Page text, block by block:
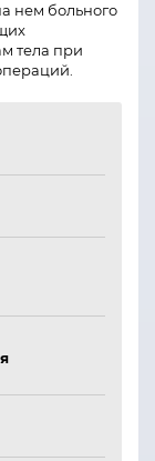
нем больного
тела при